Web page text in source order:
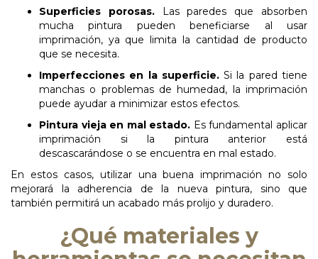
Superficies
porosas.
Las paredes que absorben
mucha pintura pueden beneficiarse al usar
imprimación, ya que limita la cantidad de producto
que se necesita.
Imperfecciones en la superficie. Si la pared tiene
manchas o problemas de humedad, la imprimación
puede ayudar a minimizar estos efectos.
Pintura vieja en mal estado. Es fundamental aplicar
imprimación si la pintura anterior está
descascarándose o se encuentra en mal estado.
En estos casos, utilizar una buena imprimación no solo
mejorará la adherencia de la nueva pintura, sino que
también permitirá un acabado más prolijo y duradero.
¿Qué materiales y